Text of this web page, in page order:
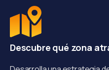
Descubre qué zona